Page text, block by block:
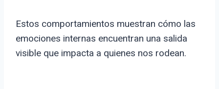
Estos comportamientos muestran cómo las
emociones internas encuentran una salida
visible que impacta a quienes nos rodean.